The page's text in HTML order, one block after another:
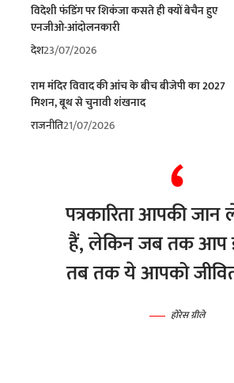
विदेशी फंडिंग पर शिकंजा कसते ही क्यों बेचैन हुए
एनजीओ-आंदोलनकारी
देश23/07/2026
राम मंदिर विवाद की आंच के बीच बीजेपी का 2027
मिशन, बूथ से चुनावी शंखनाद
राजनीति21/07/2026
पत्रकारिता आपकी
हैं, लेकिन जब तक आप
तब तक ये आपको
होरेस ग्रीले